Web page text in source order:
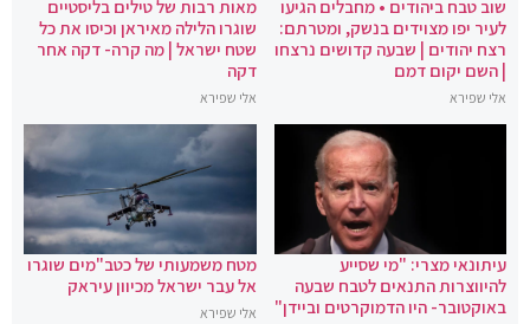
שוב טבח ביהודים • מחבלים הגיעו
לעיר יפו מצוידים בנשק, ומטרתם:
רצח יהודים | שבעה קדושים נרצחו
| השם יקום דמם
אלי שפירא
מאות רבות של טילים בליסטיים
שוגרו הלילה מאיראן וכיסו את כל
שטח ישראל | מה קרה- דקה אחר
דקה
אלי שפירא
עיתונאי מצרי: "מי שסייע
להיווצרות התנאים לטבח שבעה
באוקטובר- היו הדמוקרטים וביידן"
מטח משמעותי של כטב"מים שוגרו
אל עבר ישראל מכיוון עיראק
אלי שפירא